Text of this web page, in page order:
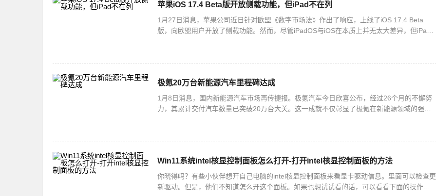
苹果iOS 17.4 Beta版开放侧载功能，但iPad不在列
1月27日消息，苹果公司近日针对欧盟《数字市场法》作出了响应，上线了iOS 17.4 Beta
版，向欧盟用户开放了侧载功能。然而，尽管iPadOS与iOS在本质上并无太大差异，但iPad
极氪20万台新能源汽车里程碑达成
1月8日消息，国内新能源汽车市场再传捷报。极氪汽车今日欣喜公布，经过26个月的不懈努
力，其累计交付汽车数量已突破20万台大关。这一成就不仅彰显了极氪在新能源领域的强劲
Win11系统intel核显控制面板怎么打开-打开intel核显控制面板的方法
你晓得吗？有些小伙伴想开自己电脑的intel核显控制面板来看显卡驱动信息。里面可以检查更
新驱动。但是，他们不知道怎么开这个面板。如果也想试试看的话，可以看看下面的操作方